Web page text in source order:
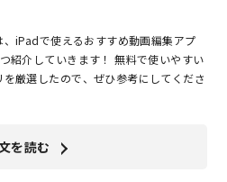
、iPadで使えるおすすめ動画編集アプ
紹介していきます！ 無料で使いやすい
を厳選したので、ぜひ参考にしてくださ
を読む